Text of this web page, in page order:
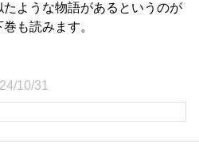
ような物語があるというのが
も読みます。
10/31